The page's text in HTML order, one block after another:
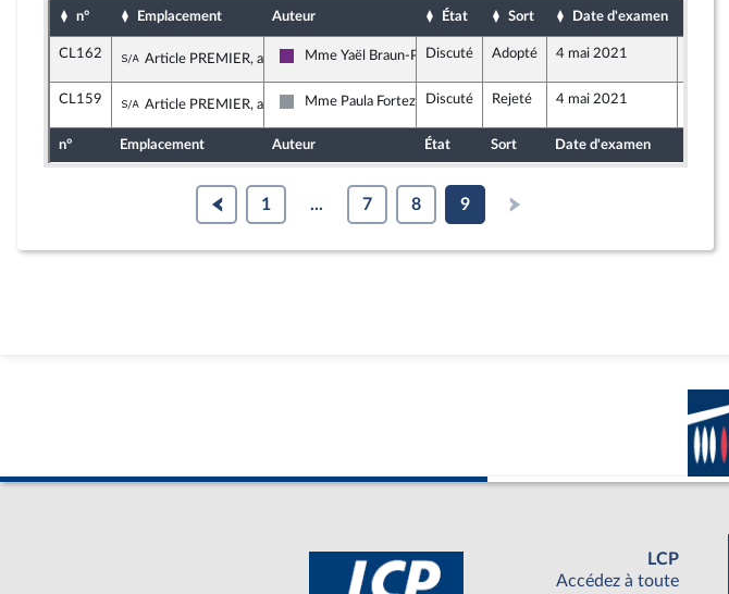
n° Emplacement Auteur État Sort Date d'examen
CL162 Sous-amendement de l'amendement n°CL153
Article PREMIER, alinéa 6La République en Marche
Mme Yaël Braun-PivetDiscuté Adopté 4 mai 2021
CL159 Sous-amendement de l'amendement n°CL153
Article PREMIER, alinéa 6Non inscrit
Mme Paula Forteza Discuté Rejeté 4 mai 2021
n° Emplacement Auteur État Sort Date d'examen
1 ... 7 8 9
LCP
Accédez à toute